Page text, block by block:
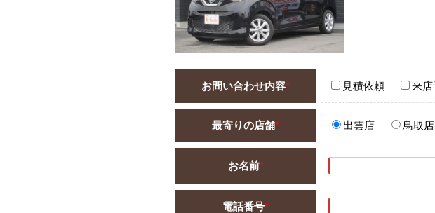
お問い合わせ内容* 見積依頼 来店
最寄りの店舗* 出雲店 鳥取店
お名前*
電話番号*